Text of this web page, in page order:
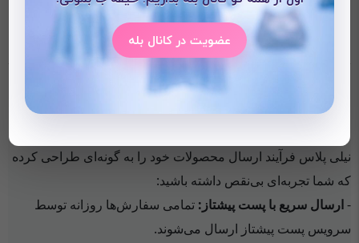
امکان ثبت سفارش دارد؛ لطفاً از سفارش در شبکه‌های
اجتماعی اجتناب کنید.
نحوه ارسال نیلی پلاس: سریع،
مطمئن و راحت
نیلی پلاس فرآیند ارسال محصولات خود را به گونه‌ای طراحی کرده
که شما تجربه‌ای بی‌نقص داشته باشید:
-ارسال سریع با پست پیشتاز: تمامی سفارش‌ها روزانه توسط
سرویس پست پیشتاز ارسال می‌شوند.
عضویت در کانال بله